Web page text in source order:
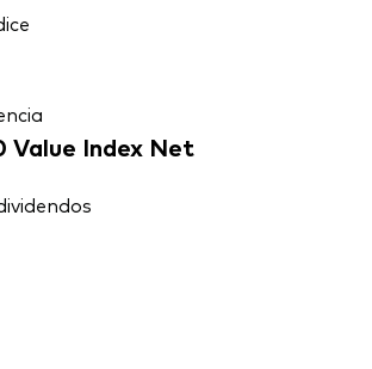
Value Index Net